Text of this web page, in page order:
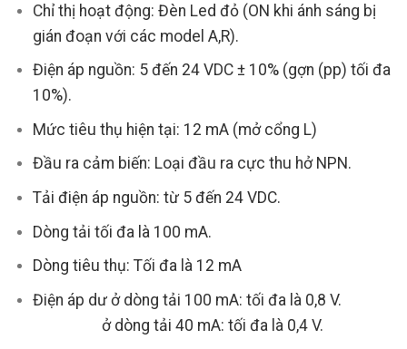
Chỉ thị hoạt động: Đèn Led đỏ (ON khi ánh sáng bị
gián đoạn với các model A,R).
Điện áp nguồn: 5 đến 24 VDC ± 10% (gợn (pp) tối đa
10%).
Mức tiêu thụ hiện tại: 12 mA (mở cổng L)
Đầu ra cảm biến: Loại đầu ra cực thu hở NPN.
Tải điện áp nguồn: từ 5 đến 24 VDC.
Dòng tải tối đa là 100 mA.
Dòng tiêu thụ: Tối đa là 12 mA
Điện áp dư ở dòng tải 100 mA: tối đa là 0,8 V.
ở dòng tải 40 mA: tối đa là 0,4 V.